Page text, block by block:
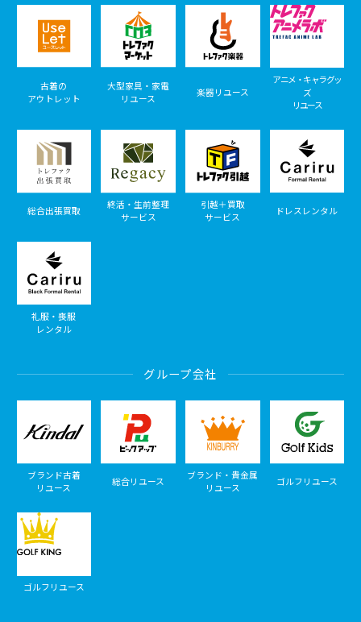
古着の
アウトレット
大型家具・家電
リユース
楽器リユース
アニメ・キャラグッ
ズ
リユース
総合出張買取
終活・生前整理
サービス
引越＋買取
サービス
ドレスレンタル
礼服・喪服
レンタル
グループ会社
ブランド古着
リユース
総合リユース
ブランド・貴金属
リユース
ゴルフリユース
ゴルフリユース